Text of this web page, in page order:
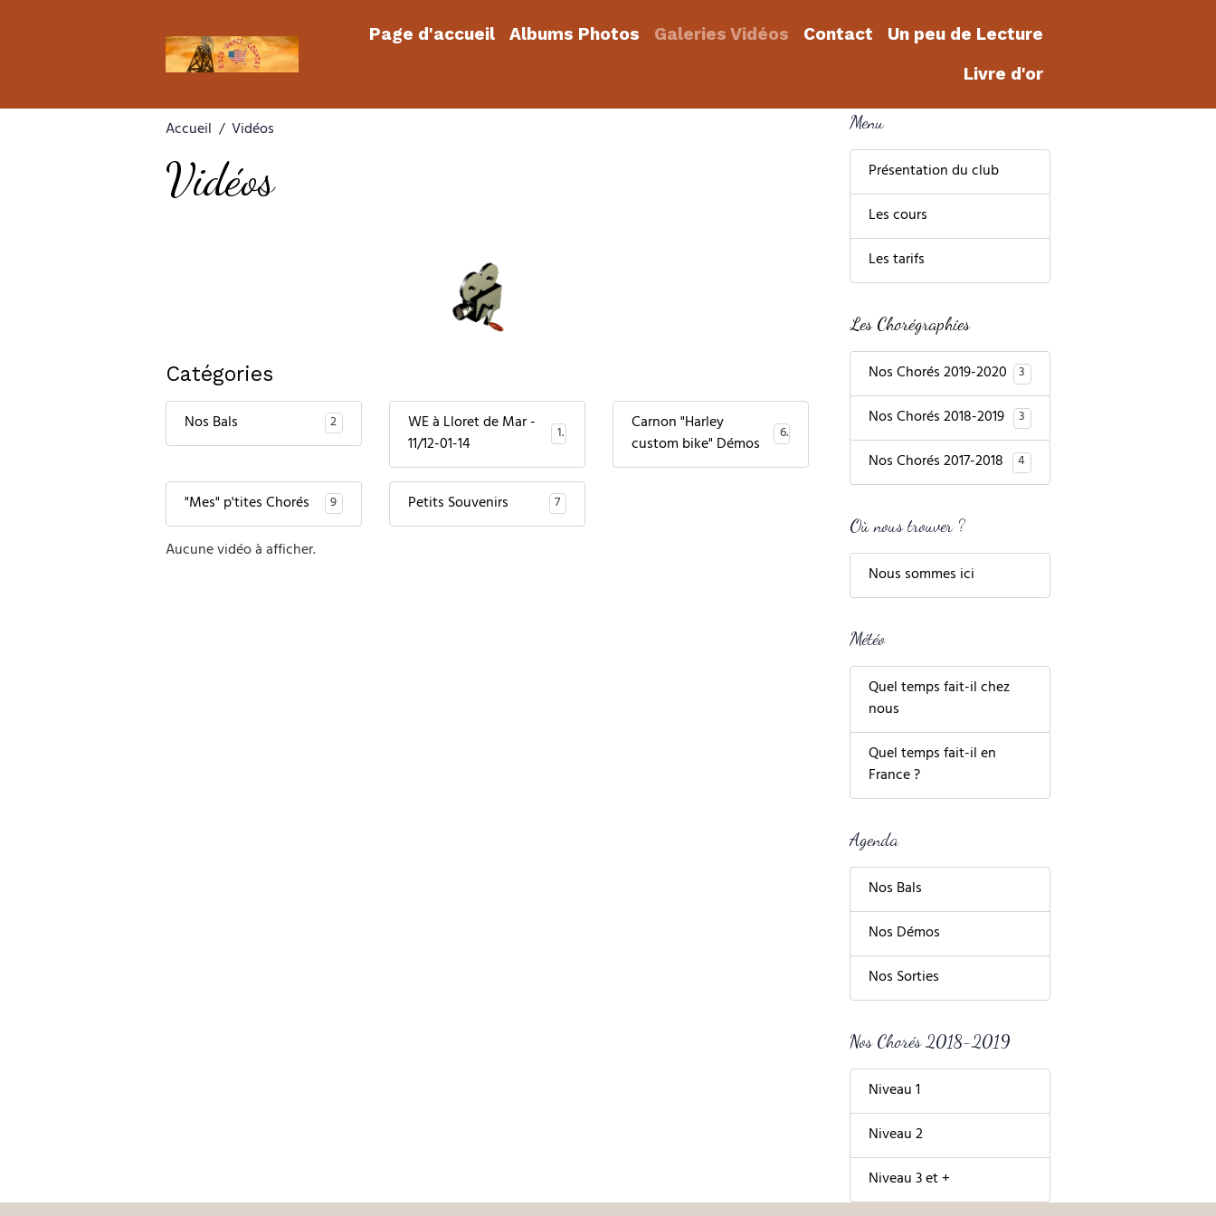
Page d'accueil Albums Photos Galeries Vidéos Contact
Un peu de Lecture
Livre d'or
Accueil Vidéos
Vidéos
Catégories
Nos Bals 2
WE à Lloret de Mar -
11/12-01-14
1
Carnon "Harley
custom bike" Démos
6
"Mes" p'tites Chorés 9 Petits Souvenirs 7
Aucune vidéo à afficher.
Menu
Présentation du club
Les cours
Les tarifs
Les Chorégraphies
Nos Chorés 2019-2020 3
Nos Chorés 2018-2019 3
Nos Chorés 2017-2018 4
Où nous trouver ?
Nous sommes ici
Météo
Quel temps fait-il chez
nous
Quel temps fait-il en
France ?
Agenda
Nos Bals
Nos Démos
Nos Sorties
Nos Chorés 2018-2019
Niveau 1
Niveau 2
Niveau 3 et +